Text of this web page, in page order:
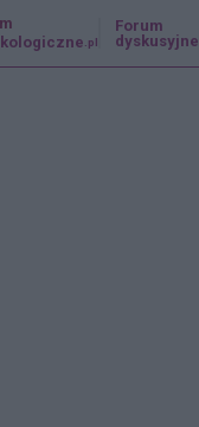
.pl
Forum
dyskusyjne